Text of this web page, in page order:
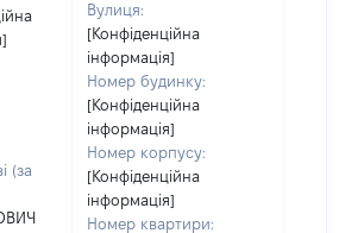
(за
Вулиця:
[Конфіденційна
інформація]
Номер будинку:
[Конфіденційна
інформація]
Номер корпусу:
[Конфіденційна
інформація]
Номер квартири: